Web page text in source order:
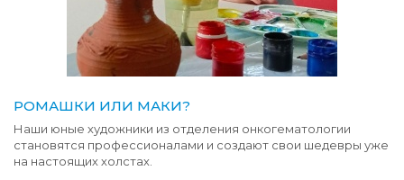
РОМАШКИ ИЛИ МАКИ?
Наши юные художники из отделения онкогематологии
становятся профессионалами и создают свои шедевры уже
на настоящих холстах.